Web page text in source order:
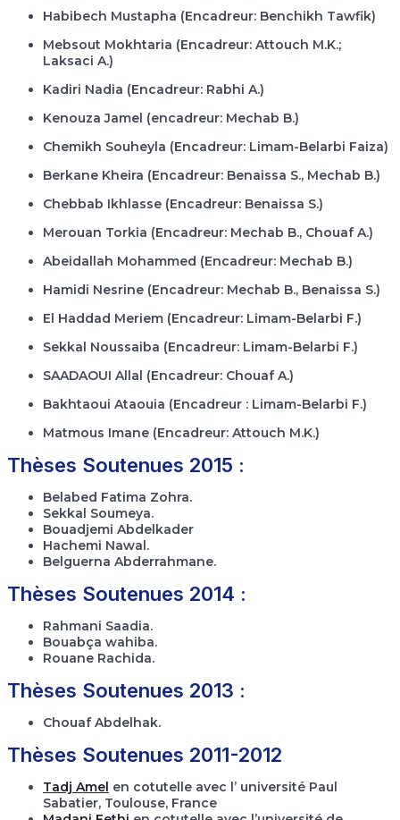
Habibech Mustapha (Encadreur: Benchikh Tawfik)
Mebsout Mokhtaria (Encadreur: Attouch M.K.;
Laksaci A.)
Kadiri Nadia (Encadreur: Rabhi A.)
Kenouza Jamel (encadreur: Mechab B.)
Chemikh Souheyla (Encadreur: Limam-Belarbi Faiza)
Berkane Kheira (Encadreur: Benaissa S., Mechab B.)
Chebbab Ikhlasse (Encadreur: Benaissa S.)
Merouan Torkia (Encadreur: Mechab B., Chouaf A.)
Abeidallah Mohammed (Encadreur: Mechab B.)
Hamidi Nesrine (Encadreur: Mechab B., Benaissa S.)
El Haddad Meriem (Encadreur: Limam-Belarbi F.)
Sekkal Noussaiba (Encadreur: Limam-Belarbi F.)
SAADAOUI Allal (Encadreur: Chouaf A.)
Bakhtaoui Ataouia (Encadreur : Limam-Belarbi F.)
Matmous Imane (Encadreur: Attouch M.K.)
Thèses Soutenues 2015 :
Belabed Fatima Zohra.
Sekkal Soumeya.
Bouadjemi Abdelkader
Hachemi Nawal.
Belguerna Abderrahmane.
Thèses Soutenues 2014 :
Rahmani Saadia.
Bouabça wahiba.
Rouane Rachida.
Thèses Soutenues 2013 :
Chouaf Abdelhak.
Thèses Soutenues 2011-2012
Tadj Amel en cotutelle avec l’ université Paul
Sabatier, Toulouse, France